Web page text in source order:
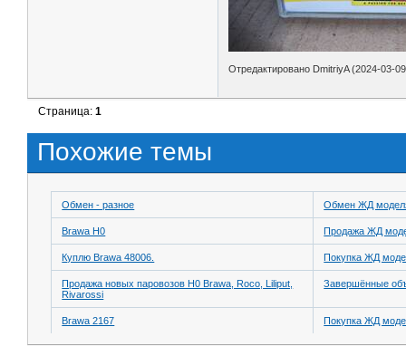
Отредактировано DmitriyA (2024-03-
Страница:1
Похожие темы
Обмен - разное Обмен ЖД
Brawa H0 Продажа ЖД
Куплю Brawa 48006. Покупка ЖД
Продажа новых паровозов H0 Brawa, Roco, Liliput,
Rivarossi
Завершённые
Brawa 2167 Покупка ЖД